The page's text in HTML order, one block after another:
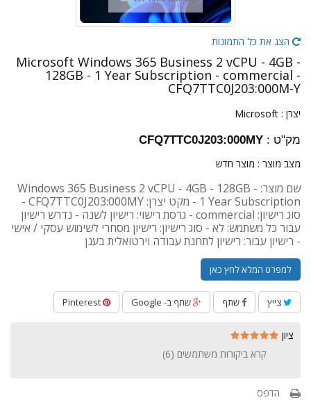
הצג את כל התמונות
Microsoft Windows 365 Business 2 vCPU - 4GB -
128GB - 1 Year Subscription - commercial -
CFQ7TTC0J203:000M-Y
יצרן : Microsoft
מק"ט : CFQ7TTC0J203:000MY
מצב מוצר : מוצר חדש
שם מוצר: Windows 365 Business 2 vCPU - 4GB - 128GB -
1 Year Subscription - מקט יצרן: CFQ7TTC0J203:000MY -
סוג רישיון: commercial - גרסת רישוי: רישיון לשנה - נדרש רישיון
עבור כל משתמש: לא - סוג רישיון: רישיון מסחרי לשימוש עסקי / אישי
- רישיון עבור: רישיון לתחנת עבודה וירטואלית בענן
למפרט המלא לחץ כאן
צייץ שתף שתף ב- Google
ציון
קרא ביקורות משתמשים (6
)
הדפס